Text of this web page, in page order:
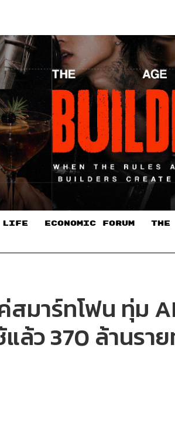
LIFE ECONOMIC FORUM THE
สมาร์ทโฟน ทุ่ม
ล้ว 370 ล้านราย